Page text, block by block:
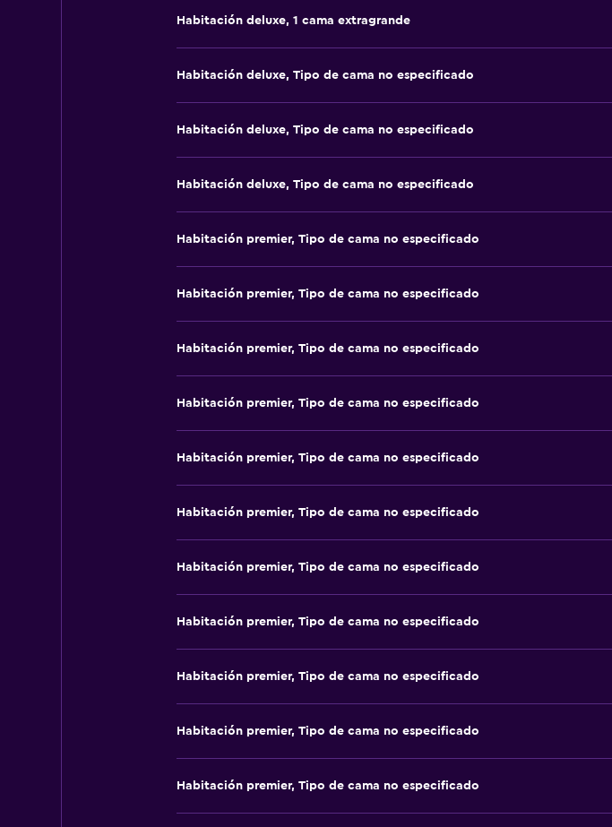
Habitación deluxe, 1 cama extragrande
Habitación deluxe, Tipo de cama no especificado
Habitación deluxe, Tipo de cama no especificado
Habitación deluxe, Tipo de cama no especificado
Habitación premier, Tipo de cama no especificado
Habitación premier, Tipo de cama no especificado
Habitación premier, Tipo de cama no especificado
Habitación premier, Tipo de cama no especificado
Habitación premier, Tipo de cama no especificado
Habitación premier, Tipo de cama no especificado
Habitación premier, Tipo de cama no especificado
Habitación premier, Tipo de cama no especificado
Habitación premier, Tipo de cama no especificado
Habitación premier, Tipo de cama no especificado
Habitación premier, Tipo de cama no especificado